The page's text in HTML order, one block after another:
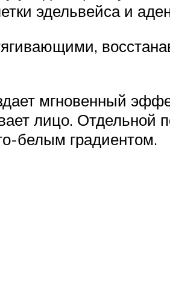
эдельвейса и
мгновенный
лицо. Отдельной
белым градиентом.